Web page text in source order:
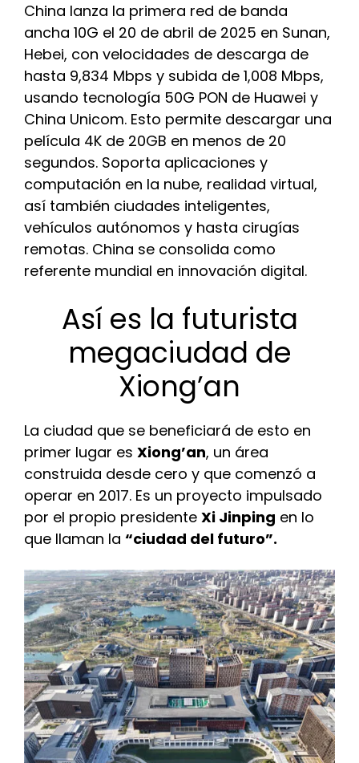
China lanza la primera red de banda
ancha 10G el 20 de abril de 2025 en Sunan,
Hebei, con velocidades de descarga de
hasta 9,834 Mbps y subida de 1,008 Mbps,
usando tecnología 50G PON de Huawei y
China Unicom. Esto permite descargar una
película 4K de 20GB en menos de 20
segundos. Soporta aplicaciones y
computación en la nube, realidad virtual,
así también ciudades inteligentes,
vehículos autónomos y hasta cirugías
remotas. China se consolida como
referente mundial en innovación digital.
Así es la futurista
megaciudad de
Xiong’an
La ciudad que se beneficiará de esto en
primer lugar es Xiong’an, un área
construida desde cero y que comenzó a
operar en 2017. Es un proyecto impulsado
por el propio presidente Xi Jinping en lo
que llaman la “ciudad del futuro”.